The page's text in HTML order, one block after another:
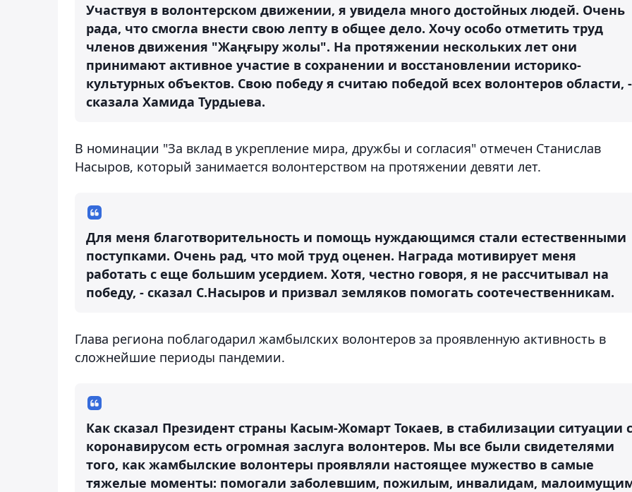
Участвуя в волонтерском движении, я увидела много достойных людей. Очень
рада, что смогла внести свою лепту в общее дело. Хочу особо отметить труд
членов движения "Жаңғыру жолы". На протяжении нескольких лет они
принимают активное участие в сохранении и восстановлении историко-
культурных объектов. Свою победу я считаю победой всех волонтеров области, -
сказала Хамида Турдыева.
В номинации "За вклад в укрепление мира, дружбы и согласия" отмечен Станислав
Насыров, который занимается волонтерством на протяжении девяти лет.
Для меня благотворительность и помощь нуждающимся стали естественными
поступками. Очень рад, что мой труд оценен. Награда мотивирует меня
работать с еще большим усердием. Хотя, честно говоря, я не рассчитывал на
победу, - сказал С.Насыров и призвал земляков помогать соотечественникам.
Глава региона поблагодарил жамбылских волонтеров за проявленную активность в
сложнейшие периоды пандемии.
Как сказал Президент страны Касым-Жомарт Токаев, в стабилизации ситуации с
коронавирусом есть огромная заслуга волонтеров. Мы все были свидетелями
того, как жамбылские волонтеры проявляли настоящее мужество в самые
тяжелые моменты: помогали заболевшим, пожилым, инвалидам,